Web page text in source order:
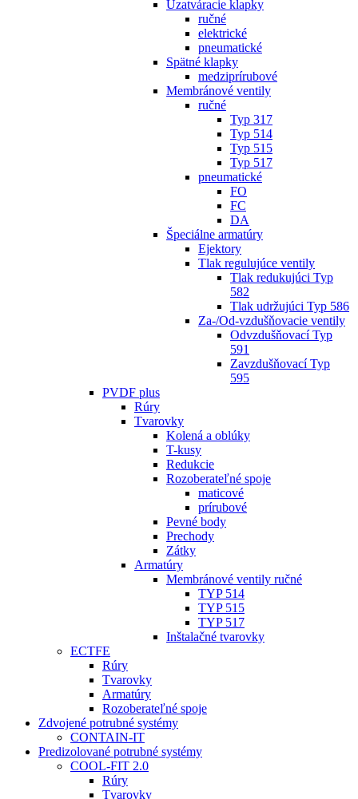
Uzatváracie klapky
ručné
elektrické
pneumatické
Spätné klapky
medziprírubové
Membránové ventily
ručné
Typ 317
Typ 514
Typ 515
Typ 517
pneumatické
FO
FC
DA
Špeciálne armatúry
Ejektory
Tlak regulujúce ventily
Tlak redukujúci Typ
582
Tlak udržujúci Typ 586
Za-/Od-vzdušňovacie ventily
Odvzdušňovací Typ
591
Zavzdušňovací Typ
595
PVDF plus
Rúry
Tvarovky
Kolená a oblúky
T-kusy
Redukcie
Rozoberateľné spoje
maticové
prírubové
Pevné body
Prechody
Zátky
Armatúry
Membránové ventily ručné
TYP 514
TYP 515
TYP 517
Inštalačné tvarovky
ECTFE
Rúry
Tvarovky
Armatúry
Rozoberateľné spoje
Zdvojené potrubné systémy
CONTAIN-IT
Predizolované potrubné systémy
COOL-FIT 2.0
Rúry
Tvarovky